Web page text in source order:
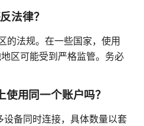
法律？
的法规。在一些国家，使用
区可能受到严格监管。务必
用同一个账户吗？
备同时连接，具体数量以套